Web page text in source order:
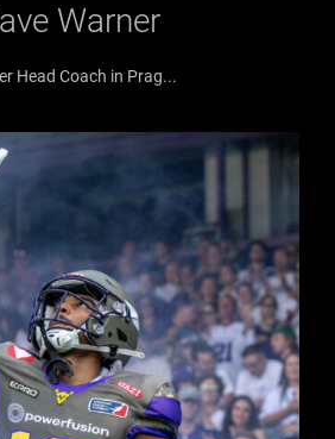
Warner
Head Coach in Prag...